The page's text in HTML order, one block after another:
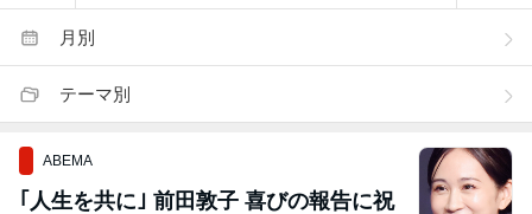
月別
テーマ別
ABEMA
｢人生を共に｣ 前田敦子 喜びの報告に祝